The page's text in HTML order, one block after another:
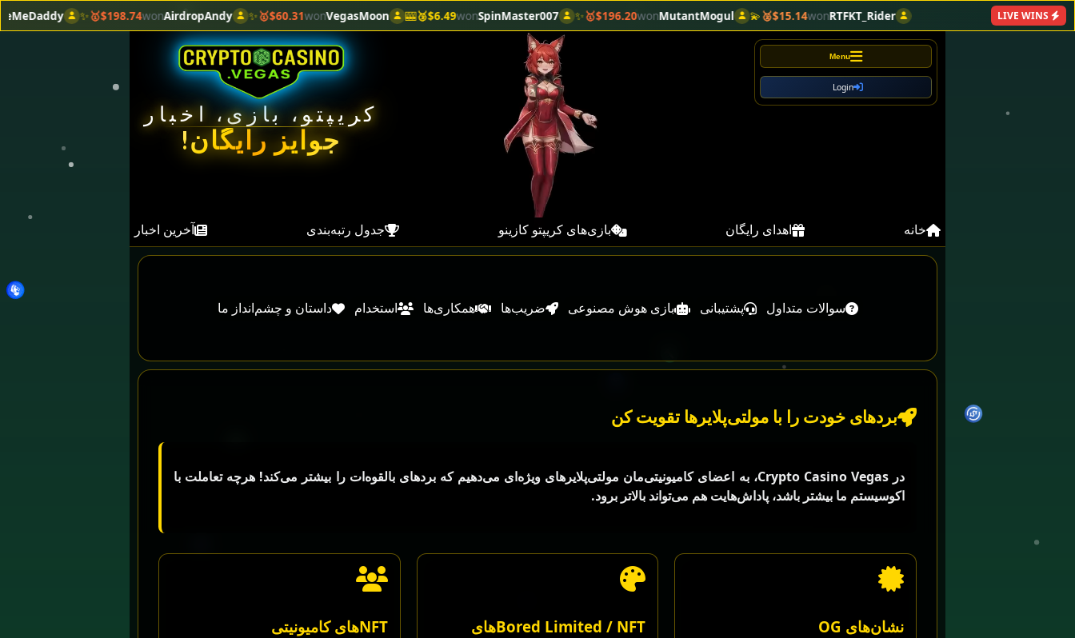
RTFKT_Rider
won
$15.14🥈
💫
MutantMogul
won
$196.20🥇
✨
SpinMaster007
won
$6.49🥉
🎰
VegasMoon
won
$60.31🥇
✨
AirdropAndy
won
$198.74🥇
✨
کریپتو، بازی، اخبار
جوایز رایگان!
Menu
Login
خانه اهدای رایگان بازی‌های کریپتو کازینو جدول رتبه‌بندی آخرین اخبار
سوالات متداول پشتیبانی بازی هوش مصنوعی ضریب‌ها همکاری‌ها استخدام داستان و چشم‌انداز ما
بردهای خودت را با مولتی‌پلایرها تقویت کن
در Crypto Casino Vegas، به اعضای کامیونیتی‌مان مولتی‌پلایرهای ویژه‌ای می‌دهیم که بردهای بالقوه‌ات را بیشتر می‌کند! هرچه تعاملت با
اکوسیستم ما بیشتر باشد، پاداش‌هایت هم می‌تواند بالاتر برود.
نشان‌های OG
Bored Limited / NFTهای
NFTهای کامیونیتی